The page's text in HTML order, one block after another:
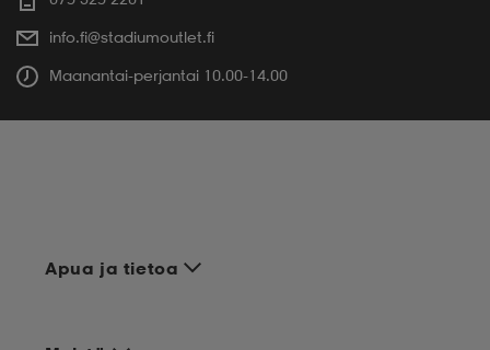
info.fi@stadiumoutlet.fi
Maanantai-perjantai 10.00-14.00
Apua ja tietoa